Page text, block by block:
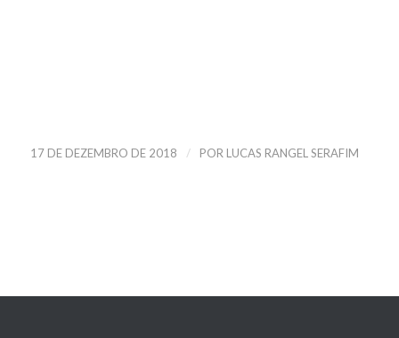
17 DE DEZEMBRO DE 2018 / POR LUCAS RANGEL SERAFIM